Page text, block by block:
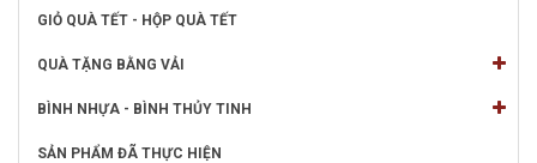
GIỎ QUÀ TẾT - HỘP QUÀ TẾT
QUÀ TẶNG BẰNG VẢI
BÌNH NHỰA - BÌNH THỦY TINH
SẢN PHẨM ĐÃ THỰC HIỆN